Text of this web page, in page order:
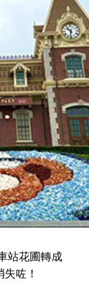
站花圃轉成
咗！